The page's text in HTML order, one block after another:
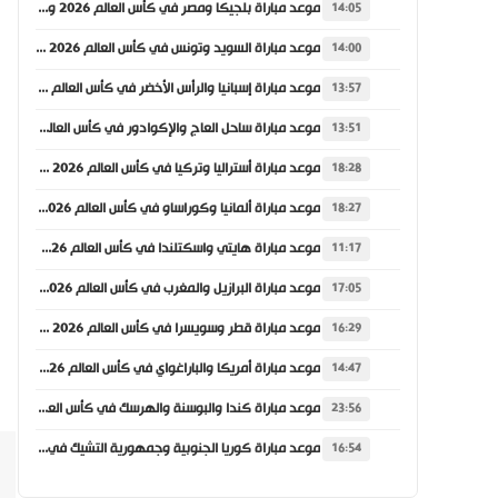
14:05 موعد مباراة بلجيكا ومصر في كأس العالم 2026 والقنوات الناقلة
14:00 موعد مباراة السويد وتونس في كأس العالم 2026 والقنوات الناقلة
13:57 موعد مباراة إسبانيا والرأس الأخضر في كأس العالم 2026 والقنوات الناقلة
13:51 موعد مباراة ساحل العاج والإكوادور في كأس العالم 2026 والقنوات الناقلة
18:28 موعد مباراة أستراليا وتركيا في كأس العالم 2026 والقنوات الناقلة
18:27 موعد مباراة ألمانيا وكوراساو في كأس العالم 2026 والقنوات الناقلة
11:17 موعد مباراة هايتي واسكتلندا في كأس العالم 2026 والقنوات الناقلة
17:05 موعد مباراة البرازيل والمغرب في كأس العالم 2026 والقنوات الناقلة
16:29 موعد مباراة قطر وسويسرا في كأس العالم 2026 والقنوات الناقلة
14:47 موعد مباراة أمريكا والباراغواي في كأس العالم 2026 والقنوات الناقلة
23:56 موعد مباراة كندا والبوسنة والهرسك في كأس العالم 2026 والقنوات الناقلة
16:54 موعد مباراة كوريا الجنوبية وجمهورية التشيك في كأس العالم 2026 والقنوات الناقلة